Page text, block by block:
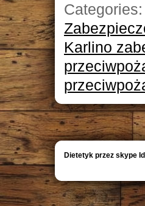
Categories:
Karlino
Dietetyk przez skype